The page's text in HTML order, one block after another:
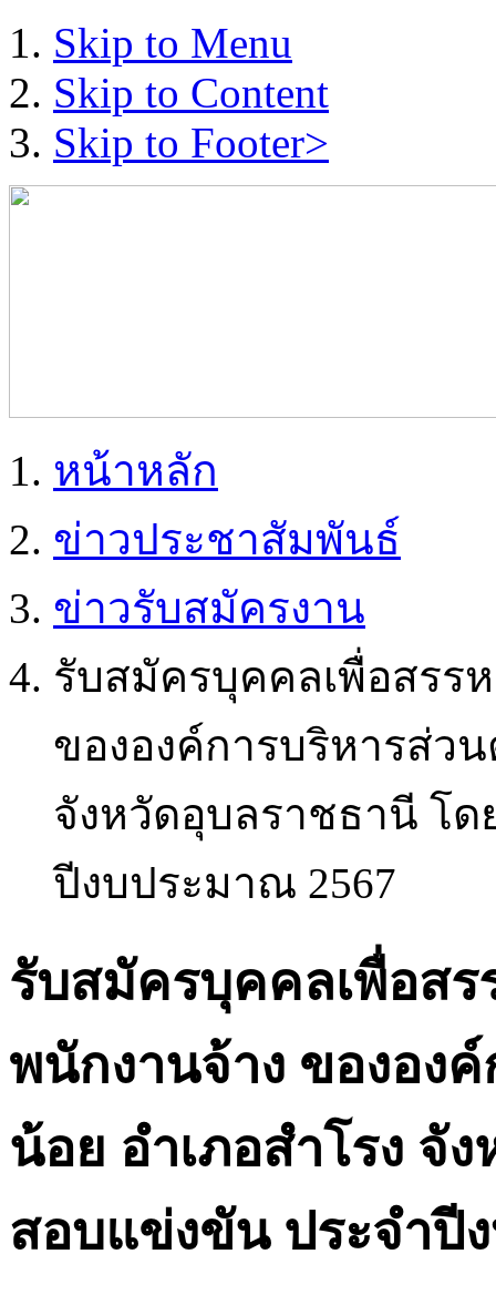
Skip to Menu
Skip to Content
Skip to Footer>
หน้าหลัก
ข่าวประชาสัมพันธ์
ข่าวรับสมัครงาน
รับสมัครบุคคลเพื่อสรร
ขององค์การบริหารส่ว
จังหวัดอุบลราชธานี โ
ปีงบประมาณ 2567
รับสมัครบุคคลเพื่อสร
พนักงานจ้าง ขององ
น้อย อำเภอสำโรง จั
สอบแข่งขัน ประจำปี